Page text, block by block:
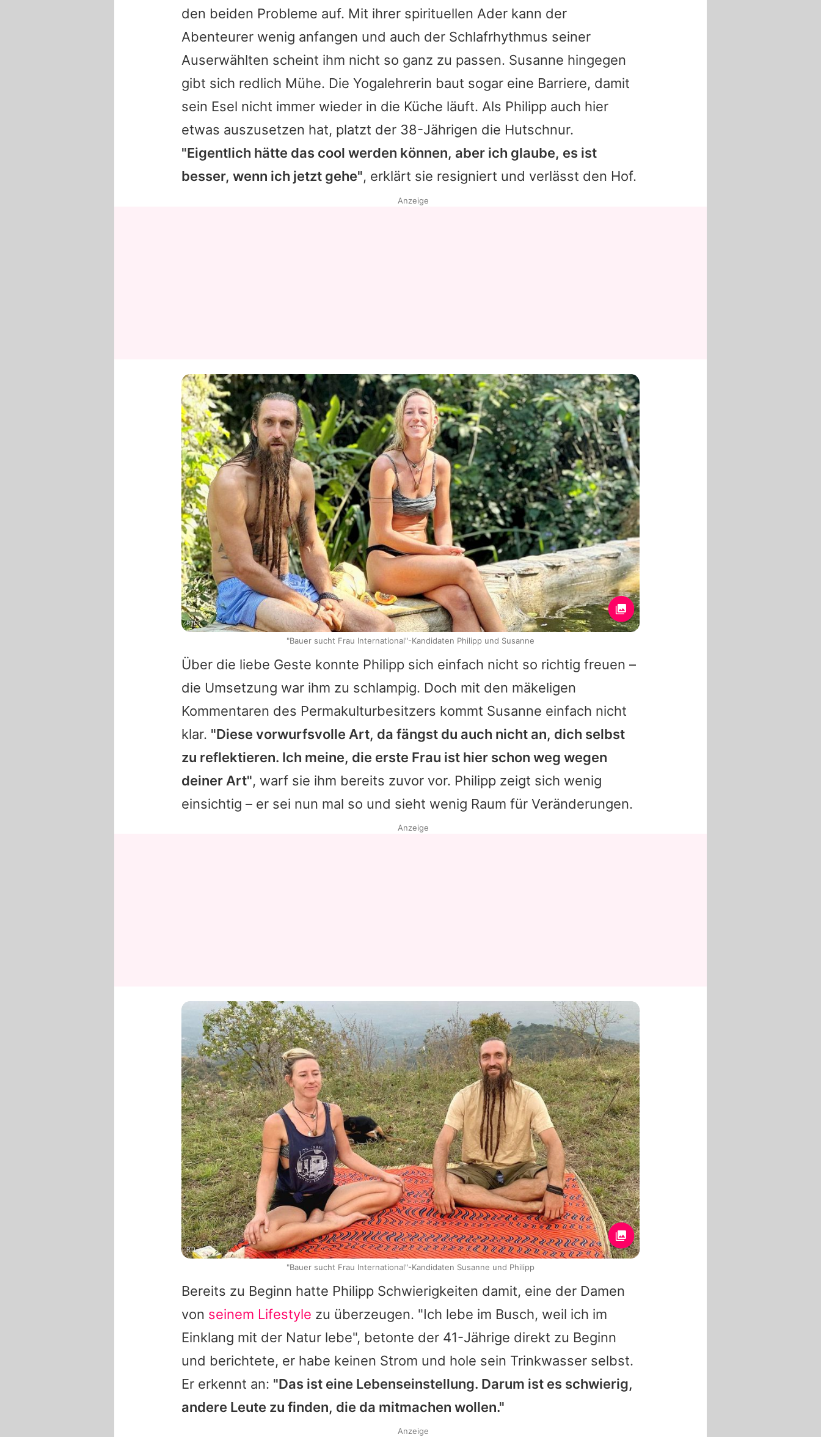
den beiden Probleme auf. Mit ihrer spirituellen Ader kann der
Abenteurer wenig anfangen und auch der Schlafrhythmus seiner
Auserwählten scheint ihm nicht so ganz zu passen. Susanne hingegen
gibt sich redlich Mühe. Die Yogalehrerin baut sogar eine Barriere, damit
sein Esel nicht immer wieder in die Küche läuft. Als Philipp auch hier
etwas auszusetzen hat, platzt der 38-Jährigen die Hutschnur.
"Eigentlich hätte das cool werden können, aber ich glaube, es ist
besser, wenn ich jetzt gehe", erklärt sie resigniert und verlässt den Hof.
Über die liebe Geste konnte Philipp sich einfach nicht so richtig freuen –
die Umsetzung war ihm zu schlampig. Doch mit den mäkeligen
Kommentaren des Permakulturbesitzers kommt Susanne einfach nicht
klar. "Diese vorwurfsvolle Art, da fängst du auch nicht an, dich selbst
zu reflektieren. Ich meine, die erste Frau ist hier schon weg wegen
deiner Art", warf sie ihm bereits zuvor vor. Philipp zeigt sich wenig
einsichtig – er sei nun mal so und sieht wenig Raum für Veränderungen.
Bereits zu Beginn hatte Philipp Schwierigkeiten damit, eine der Damen
von seinem Lifestyle zu überzeugen. "Ich lebe im Busch, weil ich im
Einklang mit der Natur lebe", betonte der 41-Jährige direkt zu Beginn
und berichtete, er habe keinen Strom und hole sein Trinkwasser selbst.
Er erkennt an: "Das ist eine Lebenseinstellung. Darum ist es schwierig,
andere Leute zu finden, die da mitmachen wollen."
Anzeige
RTL
"Bauer sucht Frau International"-Kandidaten Philipp und Susanne
Anzeige
RTL
"Bauer sucht Frau International"-Kandidaten Susanne und Philipp
Anzeige